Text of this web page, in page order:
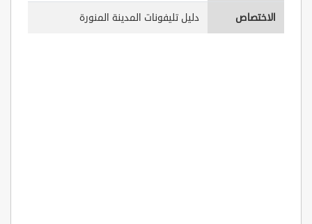
الاختصاص دليل تليفونات المدينة المنورة